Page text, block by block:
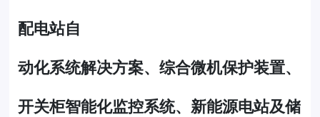
配电站自
动化系统解决方案、综合微机保护装置、
开关柜智能化监控系统、新能源电站及储